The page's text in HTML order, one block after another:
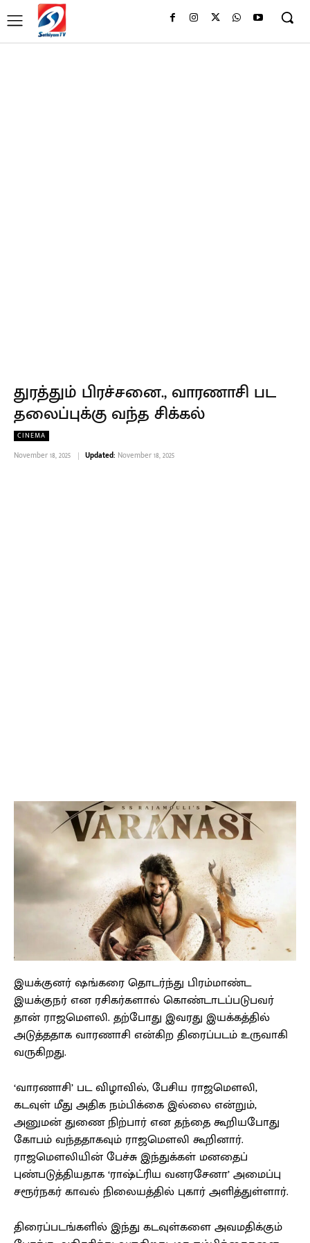
துரத்தும் பிரச்சனை., வாரணாசி பட
தலைப்புக்கு வந்த சிக்கல்
CINEMA
November 18, 2025 Updated: November 18, 2025
இயக்குனர் ஷங்கரை தொடர்ந்து பிரம்மாண்ட
இயக்குநர் என ரசிகர்களால் கொண்டாடப்படுபவர்
தான் ராஜமௌலி. தற்போது இவரது இயக்கத்தில்
அடுத்ததாக வாரணாசி என்கிற திரைப்படம் உருவாகி
வருகிறது.
‘வாரணாசி’ பட விழாவில், பேசிய ராஜமௌலி,
கடவுள் மீது அதிக நம்பிக்கை இல்லை என்றும்,
அனுமன் துணை நிற்பார் என தந்தை கூறியபோது
கோபம் வந்ததாகவும் ராஜமெளலி கூறினார்.
ராஜமௌலியின் பேச்சு இந்துக்கள் மனதைப்
புண்படுத்தியதாக ‘ராஷ்ட்ரிய வனரசேனா’ அமைப்பு
சரூர்நகர் காவல் நிலையத்தில் புகார் அளித்துள்ளார்.
திரைப்படங்களில் இந்து கடவுள்களை அவமதிக்கும்